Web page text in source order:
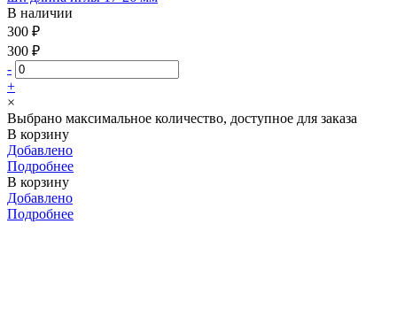
В наличии
300 ₽
300 ₽
-
+
×
Выбрано максимальное количество, доступное для заказа
В корзину
Добавлено
Подробнее
В корзину
Добавлено
Подробнее